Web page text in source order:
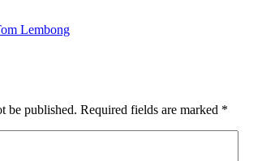
Lembong
be published. Required fields are marked *